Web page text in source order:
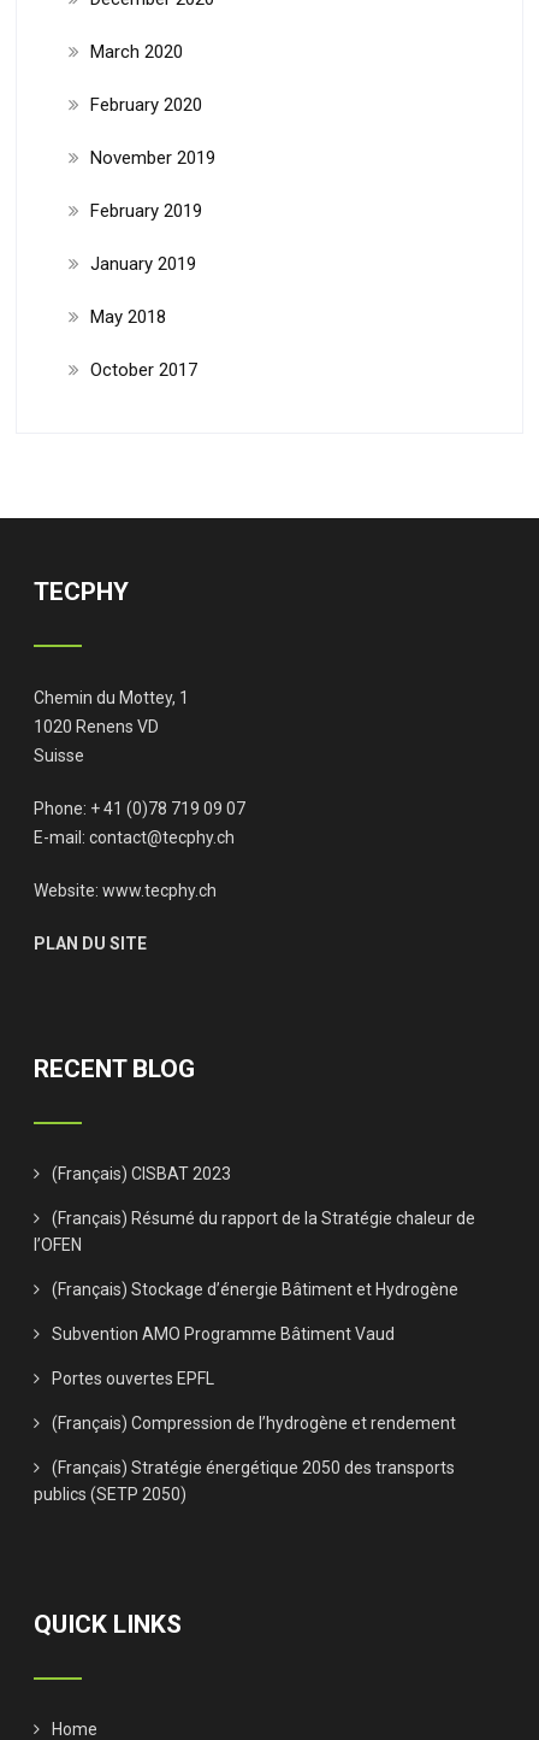
March 2020
February 2020
November 2019
February 2019
January 2019
May 2018
October 2017
TECPHY
Chemin du Mottey, 1
1020 Renens VD
Suisse
Phone: + 41 (0)78 719 09 07
E-mail:contact@tecphy.ch
Website:www.tecphy.ch
PLAN DU SITE
RECENT BLOG
(Français) CISBAT 2023
(Français) Résumé du rapport de la Stratégie chaleur de
l’OFEN
(Français) Stockage d’énergie Bâtiment et Hydrogène
Subvention AMO Programme Bâtiment Vaud
Portes ouvertes EPFL
(Français) Compression de l’hydrogène et rendement
(Français) Stratégie énergétique 2050 des transports
publics (SETP 2050)
QUICK LINKS
Home